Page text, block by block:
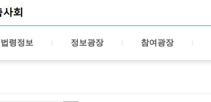
법령정보 정보광장 참여광장